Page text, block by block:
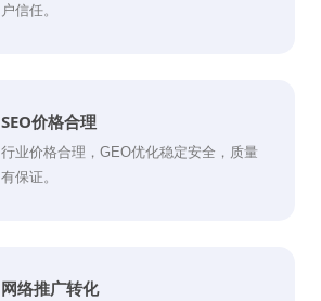
户信任。
SEO价格合理
行业价格合理，GEO优化稳定安全，质量
有保证。
网络推广转化